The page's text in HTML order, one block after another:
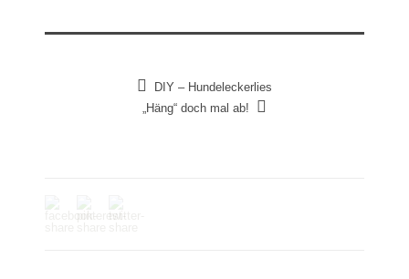
DIY – Hundeleckerlies
„Häng“ doch mal ab!